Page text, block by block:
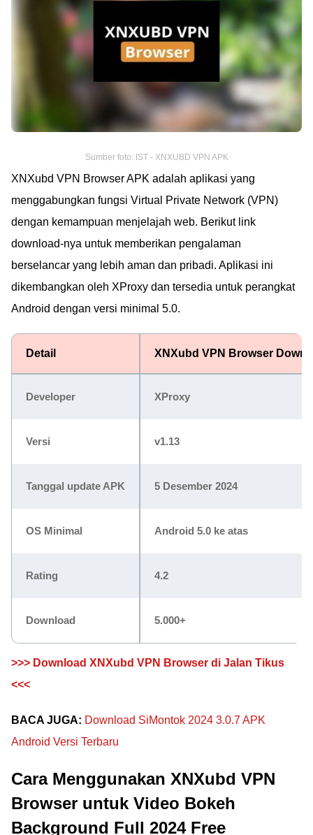
Sumber foto: IST - XNXUBD VPN APK
XNXubd VPN Browser APK adalah aplikasi yang
menggabungkan fungsi Virtual Private Network (VPN)
dengan kemampuan menjelajah web. Berikut link
download-nya untuk memberikan pengalaman
berselancar yang lebih aman dan pribadi. Aplikasi ini
dikembangkan oleh XProxy dan tersedia untuk perangkat
Android dengan versi minimal 5.0.
Detail XNXubd VPN Browser
Developer XProxy
Versi v1.13
Tanggal update APK 5 Desember 2024
OS Minimal Android 5.0 ke atas
Rating 4.2
Download 5.000+
>>> Download XNXubd VPN Browser di Jalan Tikus
<<<
BACA JUGA: Download SiMontok 2024 3.0.7 APK
Android Versi Terbaru
Cara Menggunakan XNXubd VPN
Browser untuk Video Bokeh
Background Full 2024 Free